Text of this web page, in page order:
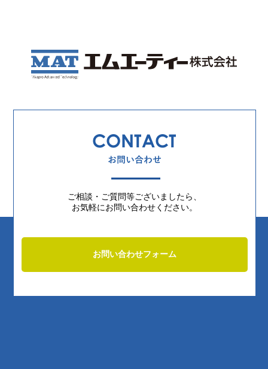
ご相談・ご質問等ございましたら、
お気軽にお問い合わせください。
お問い合わせフォーム